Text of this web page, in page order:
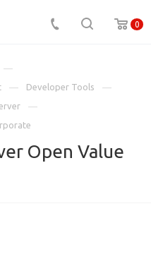
0
Developer Tools
Open Value